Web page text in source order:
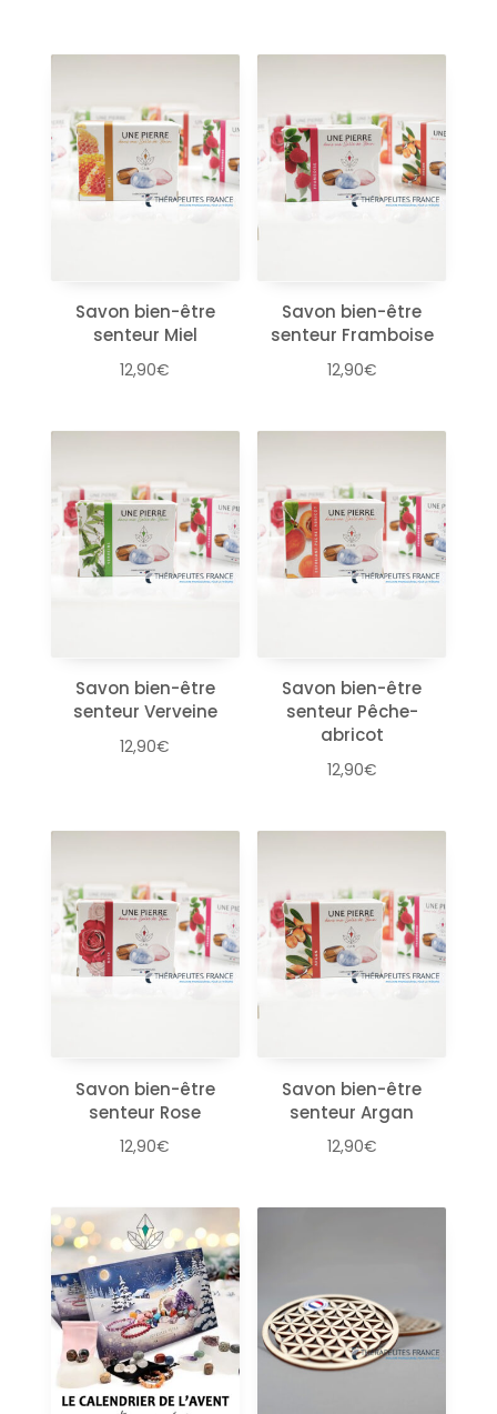
Savon bien-être
senteur Miel
12,90€
Savon bien-être
senteur Framboise
12,90€
Savon bien-être
senteur Verveine
12,90€
Savon bien-être
senteur Pêche-
abricot
12,90€
Savon bien-être
senteur Rose
12,90€
Savon bien-être
senteur Argan
12,90€